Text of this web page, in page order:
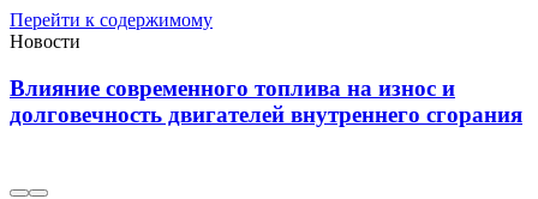
Перейти к содержимому
Новости
топлива на износ и
внутреннего сгорания
Диагностика
колодок через